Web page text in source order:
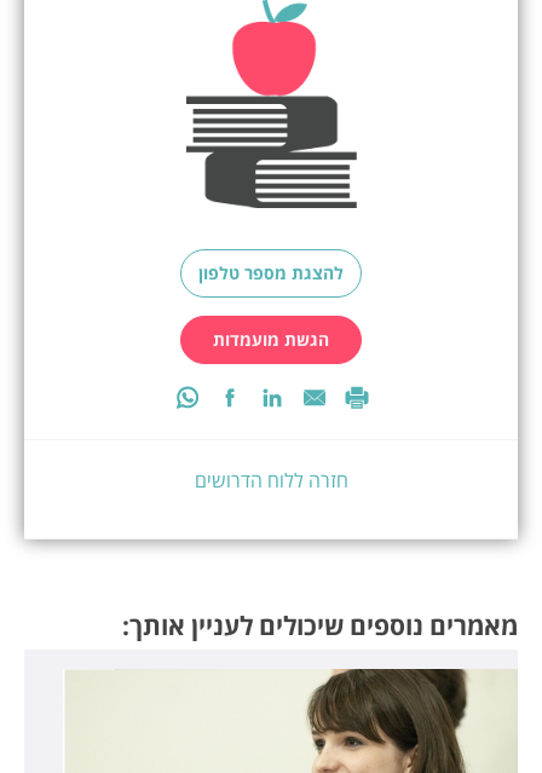
להצגת מספר טלפון
הגשת מועמדות
חזרה ללוח הדרושים
מאמרים נוספים שיכולים לעניין אותך: